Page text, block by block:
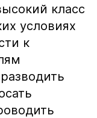
класс
условиях
к